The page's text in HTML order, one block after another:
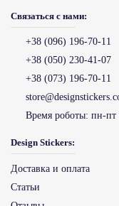
Связаться с нами:
+38 (096) 196-70-11
+38 (050) 230-41-07
+38 (073) 196-70-11
Время роботы: пн-пт
Design Stickers:
Доставка и оплата
Статьи